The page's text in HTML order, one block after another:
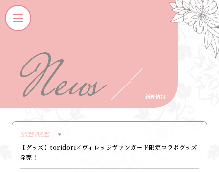
新着情報
2023.08.25
【グッズ】toridori×ヴィレッジヴァンガード限定コラボグッズ
発売！